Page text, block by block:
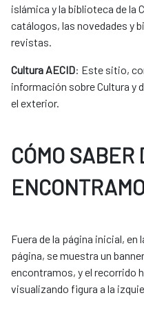
islámica y la biblioteca de la
catálogos, las novedades y
revistas.
Cultura AECID: Este sitio,
información sobre Cultura y
el exterior.
CÓMO SABER
Fuera de la página inicial,
página, se muestra un
encontramos, y el recorrido
visualizando figura a la